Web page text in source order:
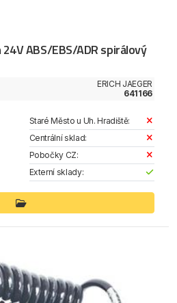
ABS/EBS/ADR spirálový
ERICH JAEGER
641166
Staré Město u Uh. Hradiště:
Centrální sklad:
Pobočky CZ:
Externí sklady: